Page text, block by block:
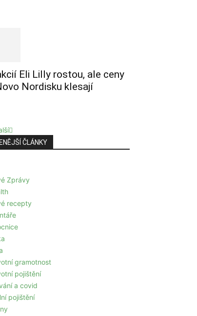
Eli Lilly rostou, ale ceny
Nordisku klesají
ČLÁNKY
Zprávy
recepty
gramotnost
pojištění
a covid
pojištění